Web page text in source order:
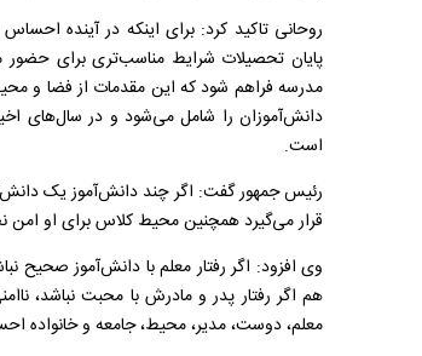
روحانی تاکید کرد: برای اینکه در آینده
پایان تحصیلات شرایط مناسب‌تری برای حضور
مدرسه فراهم شود که این مقدمات از فضا و
دانش‌آموزان را شامل می‌شود و در سال‌های
است.
رئیس جمهور گفت: اگر چند دانش‌آموز یک
قرار می‌گیرد همچنین محیط کلاس برای او امن
وی افزود: اگر رفتار معلم با دانش‌آموز صحیح
هم اگر رفتار پدر و مادرش با محبت نباشد،
معلم، دوست، مدیر، محیط، جامعه و